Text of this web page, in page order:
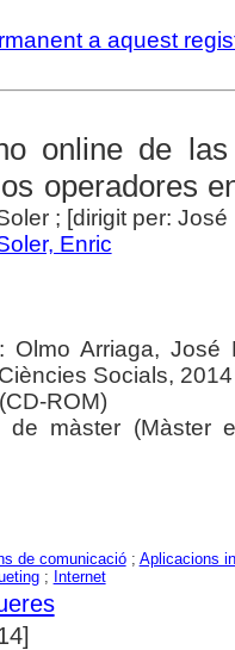
a aquest
online de
operadores
; [dirigit per:
Enric
Olmo Arriaga,
Socials, 2014
ROM)
de màster (Màster
de comunicació; Aplicacions
; Internet